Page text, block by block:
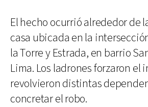
El hecho ocurrió alrededor de
casa ubicada en la
la Torre y Estrada, en barrio
Lima. Los ladrones forzaron el
revolvieron distintas
concretar el robo.